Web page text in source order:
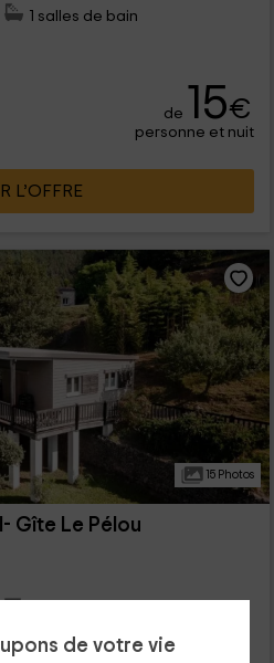
de votre vie
1 salles de bain
de 15€
personne et nuit
L’OFFRE
15 Photos
Gîte Le Pélou
1 salles de bain